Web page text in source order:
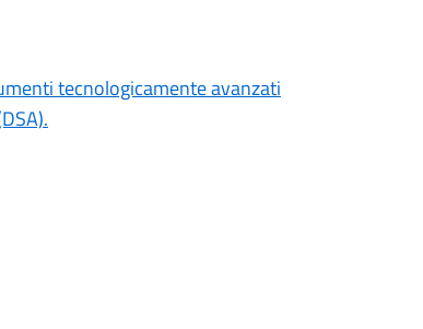
tecnologicamente avanzati